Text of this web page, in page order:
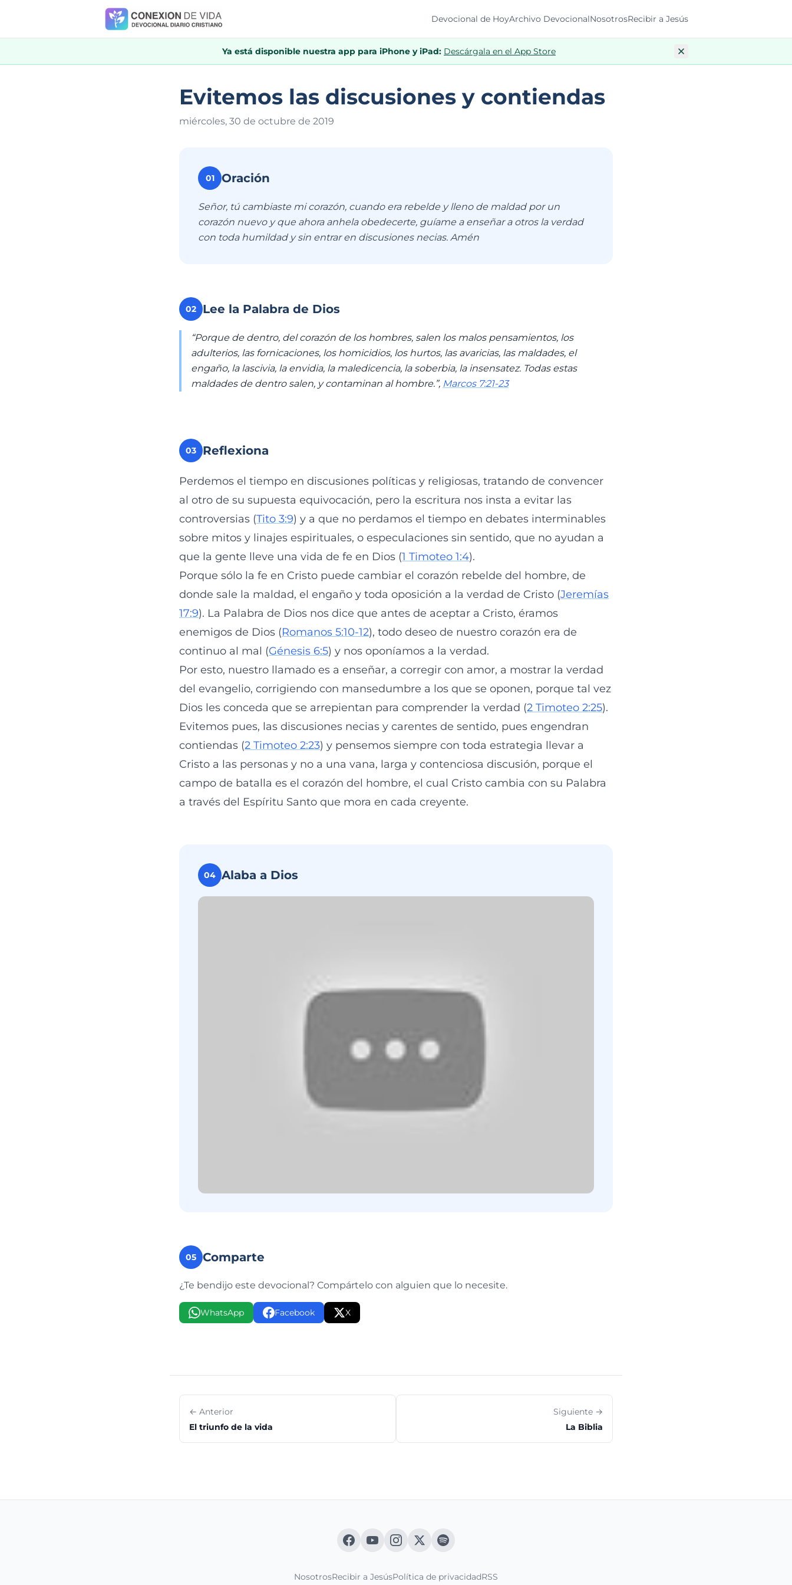
Devocional de HoyArchivo DevocionalNosotrosRecibir a Jesús
Ya está disponible nuestra app para iPhone y iPad: Descárgala en el App Store
Evitemos las discusiones y contiendas
miércoles, 30 de octubre de 2019
01 Oración
Señor, tú cambiaste mi corazón, cuando era rebelde y lleno de maldad por un
corazón nuevo y que ahora anhela obedecerte, guíame a enseñar a otros la verdad
con toda humildad y sin entrar en discusiones necias. Amén
02 Lee la Palabra de Dios
“Porque de dentro, del corazón de los hombres, salen los malos pensamientos, los
adulterios, las fornicaciones, los homicidios, los hurtos, las avaricias, las maldades, el
engaño, la lascivia, la envidia, la maledicencia, la soberbia, la insensatez. Todas estas
maldades de dentro salen, y contaminan al hombre.”, Marcos 7:21-23
03 Reflexiona
Perdemos el tiempo en discusiones políticas y religiosas, tratando de convencer
al otro de su supuesta equivocación, pero la escritura nos insta a evitar las
controversias (Tito 3:9) y a que no perdamos el tiempo en debates interminables
sobre mitos y linajes espirituales, o especulaciones sin sentido, que no ayudan a
que la gente lleve una vida de fe en Dios (1 Timoteo 1:4).
Porque sólo la fe en Cristo puede cambiar el corazón rebelde del hombre, de
donde sale la maldad, el engaño y toda oposición a la verdad de Cristo (Jeremías
17:9). La Palabra de Dios nos dice que antes de aceptar a Cristo, éramos
enemigos de Dios (Romanos 5:10-12), todo deseo de nuestro corazón era de
continuo al mal (Génesis 6:5) y nos oponíamos a la verdad.
Por esto, nuestro llamado es a enseñar, a corregir con amor, a mostrar la verdad
del evangelio, corrigiendo con mansedumbre a los que se oponen, porque tal vez
Dios les conceda que se arrepientan para comprender la verdad (2 Timoteo 2:25).
Evitemos pues, las discusiones necias y carentes de sentido, pues engendran
contiendas (2 Timoteo 2:23) y pensemos siempre con toda estrategia llevar a
Cristo a las personas y no a una vana, larga y contenciosa discusión, porque el
campo de batalla es el corazón del hombre, el cual Cristo cambia con su Palabra
a través del Espíritu Santo que mora en cada creyente.
04 Alaba a Dios
05 Comparte
¿Te bendijo este devocional? Compártelo con alguien que lo necesite.
WhatsApp Facebook X
← Anterior
El triunfo de la vida
Siguiente →
La Biblia
NosotrosRecibir a JesúsPolítica de privacidadRSS